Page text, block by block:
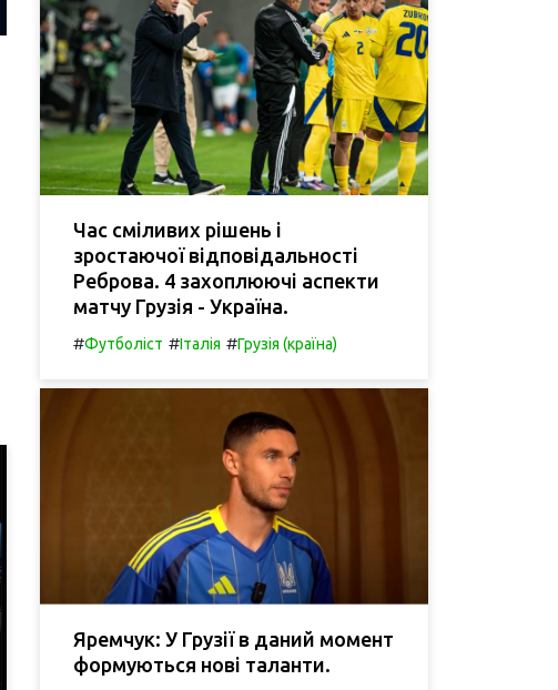
Час сміливих рішень і
зростаючої відповідальності
Реброва. 4 захоплюючі аспекти
матчу Грузія - Україна.
#Футболіст #Італія #Грузія (країна)
Яремчук: У Грузії в даний момент
формуються нові таланти.